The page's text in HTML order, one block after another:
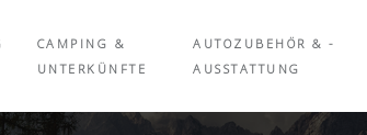
CAMPING &
UNTERKÜNFTE
AUTOZUBEHÖR & -
AUSSTATTUNG